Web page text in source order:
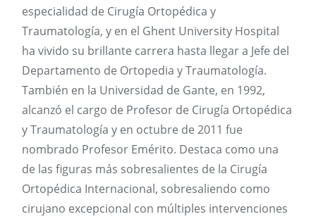
especialidad de Cirugía Ortopédica y
Traumatología, y en el Ghent University Hospital
ha vivido su brillante carrera hasta llegar a Jefe del
Departamento de Ortopedia y Traumatología.
También en la Universidad de Gante, en 1992,
alcanzó el cargo de Profesor de Cirugía Ortopédica
y Traumatología y en octubre de 2011 fue
nombrado Profesor Emérito. Destaca como una
de las figuras más sobresalientes de la Cirugía
Ortopédica Internacional, sobresaliendo como
cirujano excepcional con múltiples intervenciones